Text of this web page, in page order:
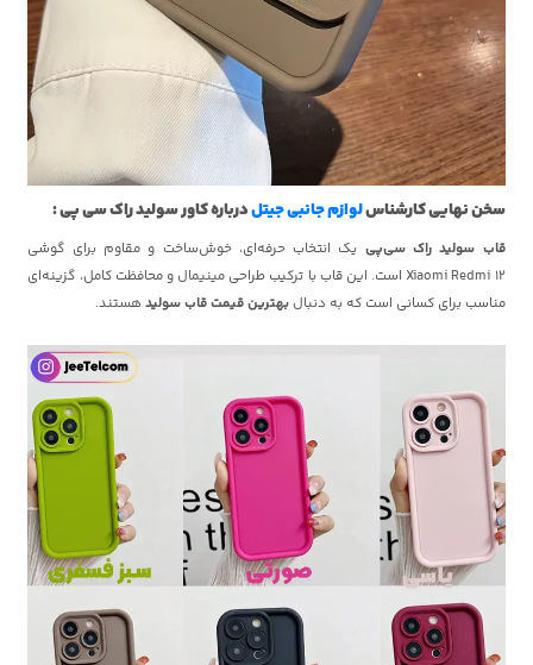
سخن نهایی کارشناسلوازم جانبی جیتلدرباره کاور سولید راک سی پی :
قاب سولید راک سی‌پی یک انتخاب حرفه‌ای، خوش‌ساخت و مقاوم برای گوشی
Xiaomi Redmi 12 است. این قاب با ترکیب طراحی مینیمال و محافظت کامل، گزینه‌ای
مناسب برای کسانی است که به دنبالبهترین قیمت قاب سولیدهستند.